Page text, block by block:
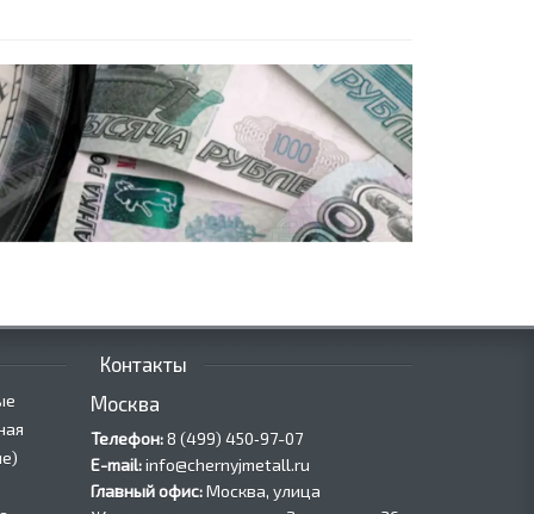
Контакты
Москва
Телефон:8 (499) 450‑97-07
E-mail:info@chernyjmetall.ru
Главный офис:Москва, улица